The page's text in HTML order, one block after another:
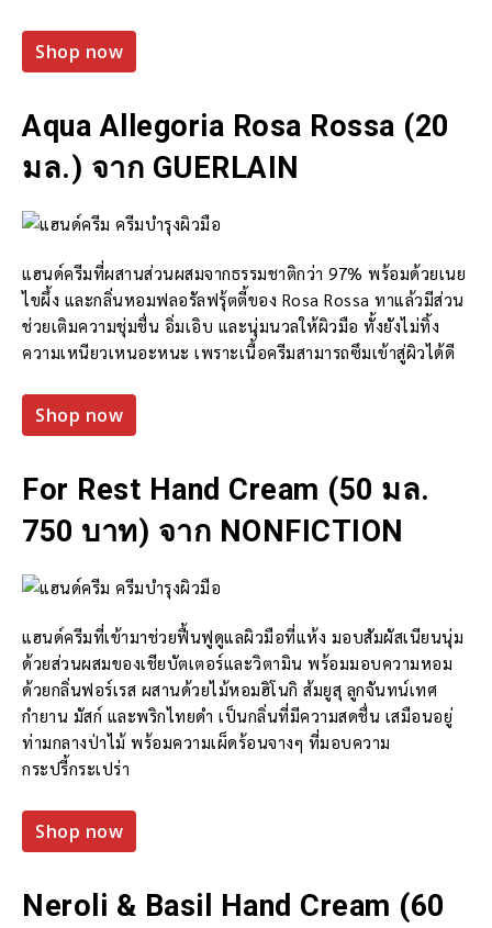
Shop now
Aqua Allegoria Rosa Rossa (20
มล.) จาก GUERLAIN
แฮนด์ครีมที่ผสานส่วนผสมจากธรรมชาติกว่า 97% พร้อมด้วยเนย
ไขผึ้ง และกลิ่นหอมฟลอรัลฟรุ้ตตี้ของ Rosa Rossa ทาแล้วมีส่วน
ช่วยเติมความชุ่มชื่น อิ่มเอิบ และนุ่มนวลให้ผิวมือ ทั้งยังไม่ทิ้ง
ความเหนียวเหนอะหนะ เพราะเนื้อครีมสามารถซึมเข้าสู่ผิวได้ดี
Shop now
For Rest Hand Cream (50 มล.
750 บาท) จาก NONFICTION
แฮนด์ครีมที่เข้ามาช่วยฟื้นฟูดูแลผิวมือที่แห้ง มอบสัมผัสเนียนนุ่ม
ด้วยส่วนผสมของเชียบัตเตอร์และวิตามิน พร้อมมอบความหอม
ด้วยกลิ่นฟอร์เรส ผสานด้วยไม้หอมฮิโนกิ ส้มยูสุ ลูกจันทน์เทศ
กำยาน มัสก์ และพริกไทยดำ เป็นกลิ่นที่มีความสดชื่น เสมือนอยู่
ท่ามกลางป่าไม้ พร้อมความเผ็ดร้อนจางๆ ที่มอบความ
กระปรี้กระเปร่า
Shop now
Neroli & Basil Hand Cream (60